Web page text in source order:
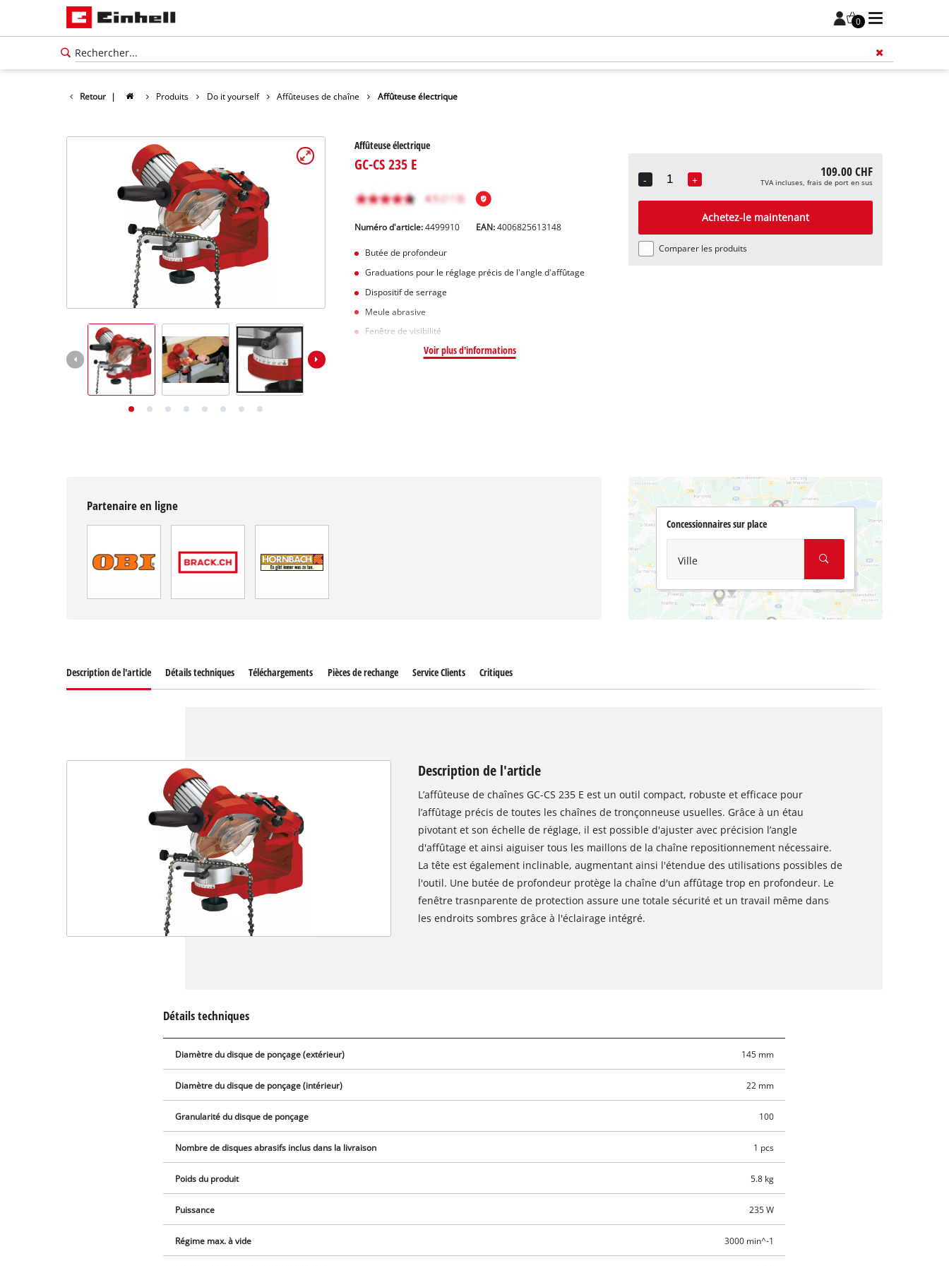
0
Retour | Produits Do it yourself Affûteuses de chaîne Affûteuse électrique
Affûteuse électrique
GC-CS 235 E
Numéro d'article:4499910 EAN:4006825613148
Butée de profondeur
Graduations pour le réglage précis de l'angle d'affûtage
Dispositif de serrage
Meule abrasive
Fenêtre de visibilité
Voir plus d'informations
-
Quantity
+ 109.00 CHF
TVA incluses, frais de port en sus
Achetez-le maintenant
Comparer les produits
Partenaire en ligne
Concessionnaires sur place
Ville
Description de l'article Détails techniques Téléchargements Pièces de rechange Service Clients Critiques
Description de l'article
L’affûteuse de chaînes GC-CS 235 E est un outil compact, robuste et efficace pour
l’affûtage précis de toutes les chaînes de tronçonneuse usuelles. Grâce à un étau
pivotant et son échelle de réglage, il est possible d'ajuster avec précision l’angle
d'affûtage et ainsi aiguiser tous les maillons de la chaîne repositionnement nécessaire.
La tête est également inclinable, augmentant ainsi l'étendue des utilisations possibles de
l'outil. Une butée de profondeur protège la chaîne d'un affûtage trop en profondeur. Le
fenêtre trasnparente de protection assure une totale sécurité et un travail même dans
les endroits sombres grâce à l'éclairage intégré.
Détails techniques
Diamètre du disque de ponçage (extérieur) 145 mm
Diamètre du disque de ponçage (intérieur) 22 mm
Granularité du disque de ponçage 100
Nombre de disques abrasifs inclus dans la livraison 1 pcs
Poids du produit 5.8 kg
Puissance 235 W
Régime max. à vide 3000 min^-1